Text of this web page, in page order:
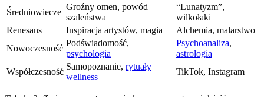
Średniowiecze
Groźny omen, powód
szaleństwa
“Lunatyzm”,
wilkołaki
Renesans
Inspiracja artystów, magia
Alchemia, malarstwo
Nowoczesność
Podświadomość,
psychologia
Psychoanaliza,
astrologia
Współczesność
Samopoznanie, rytuały
wellness
TikTok, Instagram